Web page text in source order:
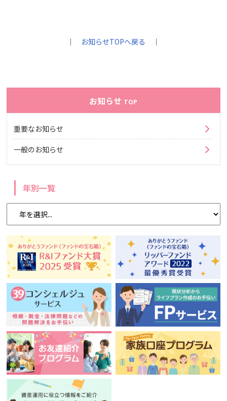
｜ お知らせTOPへ戻る ｜
お知らせ TOP
重要なお知らせ
一般のお知らせ
年別一覧